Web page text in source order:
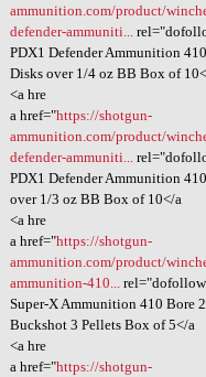
ammunition.com/product/
defender-ammuniti...
PDX1 Defender Ammunition
Disks over 1/4 oz BB Box of
<a hre
a href="https://shotgun-
ammunition.com/product/
defender-ammuniti...
PDX1 Defender Ammunition
over 1/3 oz BB Box of 10</a
<a hre
a href="https://shotgun-
ammunition.com/product/
ammunition-410...
Super-X Ammunition 410 Bore
Buckshot 3 Pellets Box of 5</a
<a hre
a href="https://shotgun-